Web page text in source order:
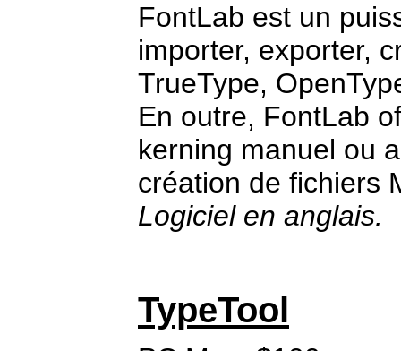
FontLab est un
importer, exporter,
TrueType,
En outre, FontLab
kerning manuel ou
création de fichiers
Logiciel en anglais.
TypeTool